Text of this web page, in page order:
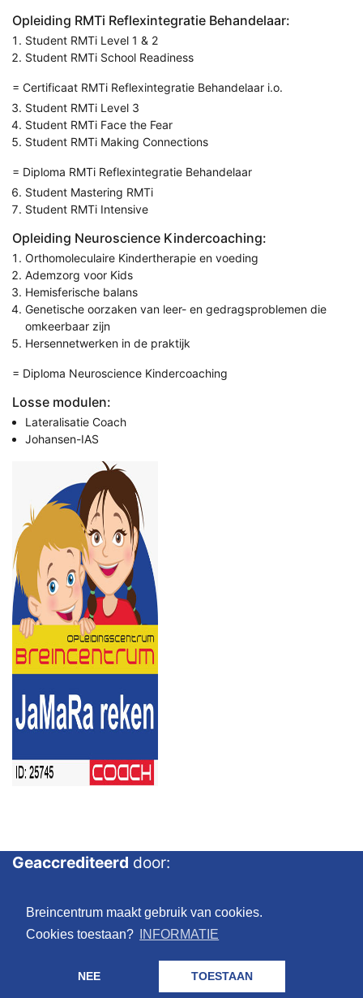
Breincentrum maakt gebruik van cookies.
Cookies toestaan?
INFORMATIE
NEE TOESTAAN
Opleiding RMTi Reflexintegratie Behandelaar:
Student RMTi Level 1 & 2
Student RMTi School Readiness
= Certificaat RMTi Reflexintegratie Behandelaar i.o.
Student RMTi Level 3
Student RMTi Face the Fear
Student RMTi Making Connections
= Diploma RMTi Reflexintegratie Behandelaar
Student Mastering RMTi
Student RMTi Intensive
Opleiding Neuroscience Kindercoaching:
Orthomoleculaire Kindertherapie en voeding
Ademzorg voor Kids
Hemisferische balans
Genetische oorzaken van leer- en gedragsproblemen die
omkeerbaar zijn
Hersennetwerken in de praktijk
= Diploma Neuroscience Kindercoaching
Losse modulen:
Lateralisatie Coach
Johansen-IAS
Geaccrediteerd door: